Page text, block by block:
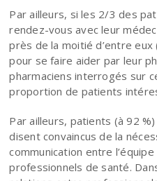
Par ailleurs, si les 2/3 des
rendez-vous avec leur
près de la moitié d’entre
pour se faire aider par leur
pharmaciens interrogés sur
proportion de patients
Par ailleurs, patients (à 92
disent convaincus de la
communication entre
professionnels de santé.